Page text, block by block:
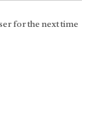
for the next time